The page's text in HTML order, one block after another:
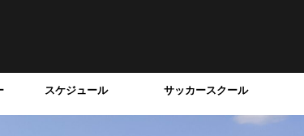
スケジュール サッカースクール